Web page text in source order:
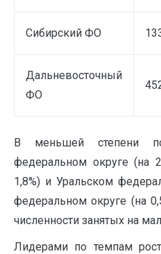
Сибирский ФО
Дальневосточный
ФО
В меньшей степени
федеральном округе (на
1,8%) и Уральском
федеральном округе (на
численности занятых на
Лидерами по темпам